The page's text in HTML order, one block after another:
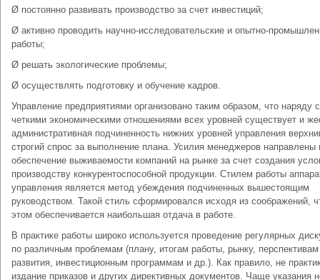
Ø постоянно развивать производство за счет инвестиций;
Ø активно проводить научно-исследовательские и опытно-
работы;
Ø решать экологические проблемы;
Ø осуществлять подготовку и обучение кадров.
Управление предприятиями организовано таким образом, что наряду с
четкими экономическими отношениями всех уровней существует и
административная подчиненность нижних уровней управления
строгий спрос за выполнение плана. Усилия менеджеров направлены
обеспечение выживаемости компаний на рынке за счет создания
производству конкурентоспособной продукции. Стилем работы
управления является метод убеждения подчиненных вышестоящим
руководством. Такой стиль сформировался исходя из соображений,
этом обеспечивается наибольшая отдача в работе.
В практике работы широко используется проведение регулярных
по различным проблемам (плану, итогам работы, рынку, перспективам
развития, инвестиционным программам и др.). Как правило, не
издание приказов и других директивных документов. Чаще указания